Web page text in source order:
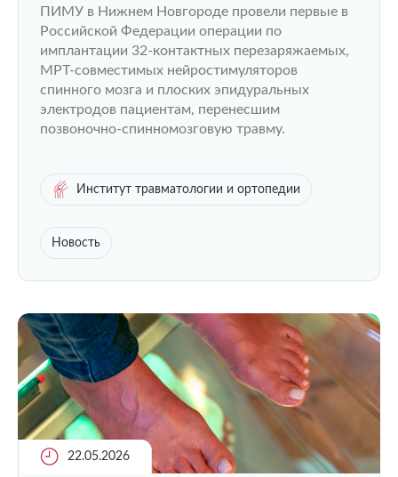
пациентам с травмами и заболеваниями
спинного мозга
ПИМУ в Нижнем Новгороде провели первые в
Российской Федерации операции по
имплантации 32-контактных перезаряжаемых,
МРТ-совместимых нейростимуляторов
спинного мозга и плоских эпидуральных
электродов пациентам, перенесшим
позвоночно-спинномозговую травму.
Институт травматологии и ортопедии
Новость
22.05.2026